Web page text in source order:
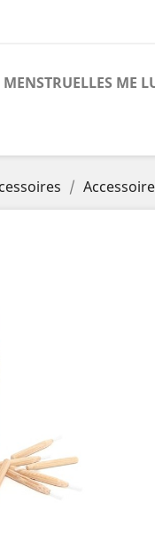
MENSTRUELLES ME